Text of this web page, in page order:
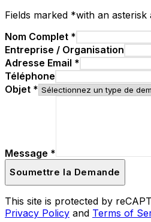
Fields marked *with an asterisk
Nom Complet *
Entreprise / Organisation
Adresse Email *
Téléphone
Objet *
Message *
Soumettre la Demande
This site is protected by
Privacy Policy and Terms of